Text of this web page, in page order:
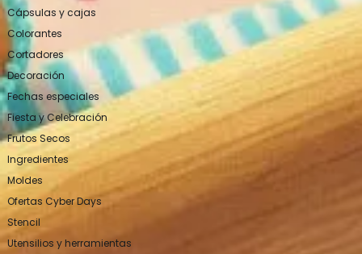
Cápsulas y cajas
Colorantes
Cortadores
Decoración
Fechas especiales
Fiesta y Celebración
Frutos Secos
Ingredientes
Moldes
Ofertas Cyber Days
Stencil
Utensilios y herramientas